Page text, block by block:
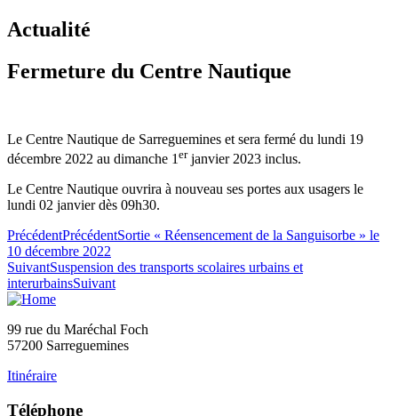
Actualité
Fermeture du Centre Nautique
Le Centre Nautique de Sarreguemines et sera fermé du lundi 19
décembre 2022 au dimanche 1 erjanvier 2023 inclus.
Le Centre Nautique ouvrira à nouveau ses portes aux usagers le
lundi 02 janvier dès 09h30.
PrécédentPrécédentSortie « Réensencement de la Sanguisorbe » le
10 décembre 2022
SuivantSuspension des transports scolaires urbains et
interurbainsSuivant
99 rue du Maréchal Foch
57200 Sarreguemines
Itinéraire
Téléphone